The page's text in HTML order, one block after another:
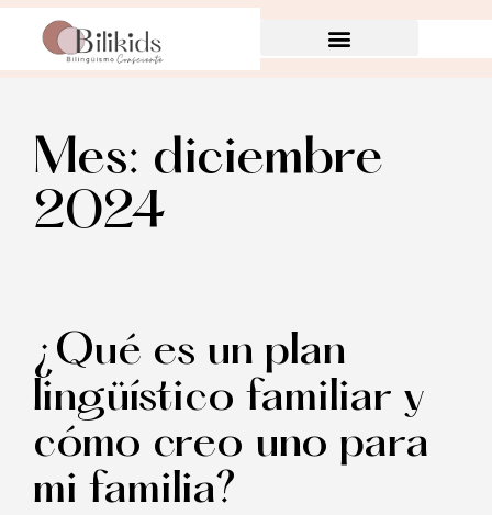
Mes: diciembre
2024
¿Qué es un plan
lingüístico familiar y
cómo creo uno para
mi familia?